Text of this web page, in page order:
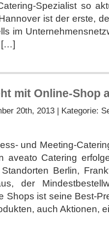
Spezialist so
ist der erste,
im
[…]
mit Online-Shop
20th, 2013 | Kategorie:
und Meeting-
aveato Catering
Berlin,
der
Shops ist seine Best-
auch Aktionen,